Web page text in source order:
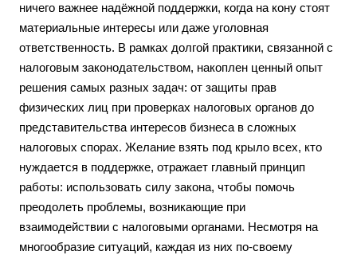
ничего важнее надёжной поддержки, когда на кону стоят
материальные интересы или даже уголовная
ответственность. В рамках долгой практики, связанной с
налоговым законодательством, накоплен ценный опыт
решения самых разных задач: от защиты прав
физических лиц при проверках налоговых органов до
представительства интересов бизнеса в сложных
налоговых спорах. Желание взять под крыло всех, кто
нуждается в поддержке, отражает главный принцип
работы: использовать силу закона, чтобы помочь
преодолеть проблемы, возникающие при
взаимодействии с налоговыми органами. Несмотря на
многообразие ситуаций, каждая из них по-своему